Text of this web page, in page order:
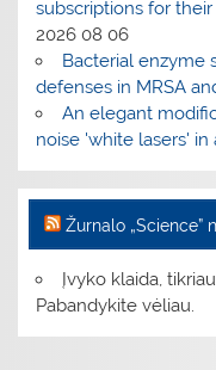
subscriptions for
2026 08 06
Bacterial enzyme
defenses in MRSA
An elegant
noise 'white lasers' in
Žurnalo „Science”
Įvyko klaida,
Pabandykite vėliau.